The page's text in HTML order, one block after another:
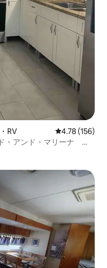
RV レビュー156
4.78 (156)
・アンド・マリーナ サ